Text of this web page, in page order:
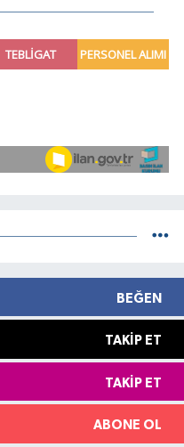
BEĞEN
TAKIP ET
TAKIP ET
ABONE OL